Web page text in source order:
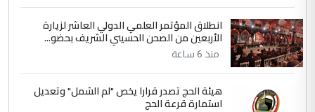
انطلاق المؤتمر العلمي الدولي العاشر لزيارة
الأربعين من الصحن الحسيني الشريف بحضو...
منذ 6 ساعة
هيئة الحج تصدر قرارا يخص "لم الشمل" وتعديل
استمارة قرعة الحج